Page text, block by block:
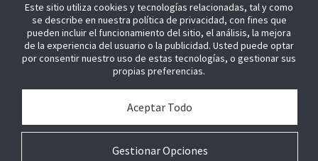
ÚNETE A NOSOTROS
Este sitio utiliza cookies y tecnologías relacionadas, tal y como
se describe en nuestra política de privacidad, con fines que
pueden incluir el funcionamiento del sitio, el análisis, la mejora
de la experiencia del usuario o la publicidad. Usted puede optar
por consentir nuestro uso de estas tecnologías, o gestionar sus
propias preferencias.
Gestionar Opciones
Aceptar Todo